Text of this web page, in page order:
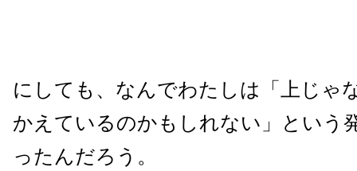
にしても、なんでわたしは「上じゃ
かえているのかもしれない」という
ったんだろう。